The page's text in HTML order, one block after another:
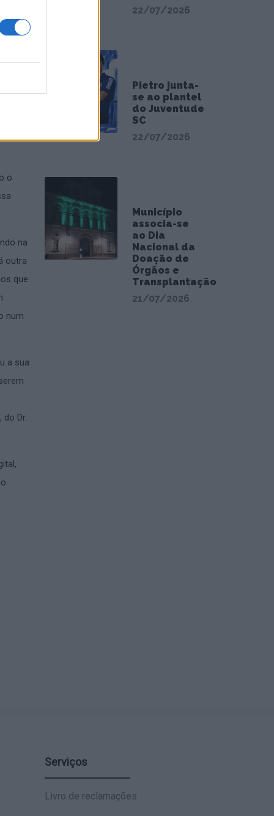
se
o
na
outra
que
num
a sua
Dr.
22/07/2026
Pietro junta-
se ao plantel
do Juventude
SC
22/07/2026
Município
associa-se
ao Dia
Nacional da
Doação de
Órgãos e
Transplantação
21/07/2026
Serviços
Livro de reclamações